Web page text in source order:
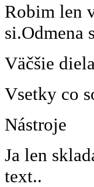
Robim len
si.Odmena
Väčšie diela
Vsetky co
Nástroje
Ja len
text..